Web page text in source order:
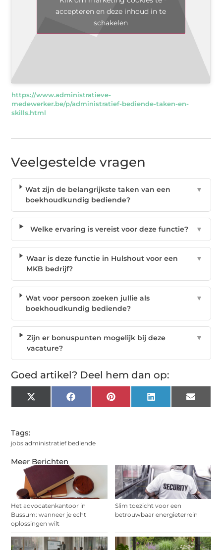
Meer Berichten
Het advocatenkantoor in
Bussum: wanneer je echt
oplossingen wilt
Slim toezicht voor een
betrouwbaar energieterrein
accepteren en deze inhoud in te
schakelen
https://www.administratieve-
medewerker.be/p/administratief-bediende-taken-en-
skills.html
Veelgestelde vragen
Wat zijn de belangrijkste taken van een
boekhoudkundig bediende?
▼
Welke ervaring is vereist voor deze functie? ▼
Waar is deze functie in Hulshout voor een
MKB bedrijf?
▼
Wat voor persoon zoeken jullie als
boekhoudkundig bediende?
▼
Zijn er bonuspunten mogelijk bij deze
vacature?
▼
Goed artikel? Deel hem dan op:
X
(Twitter)
Facebook Pinterest LinkedIn Email
Tags:
jobs administratief bediende